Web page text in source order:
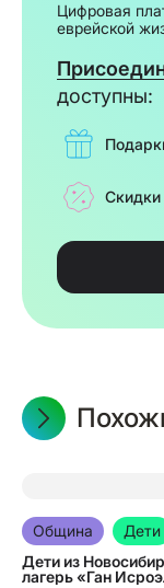
Цифровая
еврейской
доступны:
Скидки
05.08.2026
Община
Дети
Дети из
лагерь «Ган